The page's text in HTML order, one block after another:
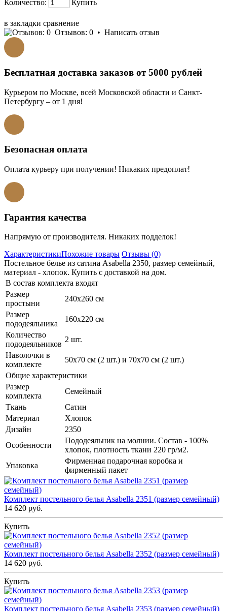
Количество: Купить
в закладки сравнение
Отзывов: 0 • Написать отзыв
Бесплатная доставка заказов от 5000 рублей
Курьером по Москве, всей Московской области и Санкт-
Петербургу – от 1 дня!
Безопасная оплата
Оплата курьеру при получении! Никаких предоплат!
Гарантия качества
Напрямую от производителя. Никаких подделок!
ХарактеристикиПохожие товары Отзывы (0)
Постельное белье из сатина Asabella 2350, размер семейный,
материал - хлопок. Купить с доставкой на дом.
В состав комплекта входят
Размер
простыни
240х260 см
Размер
пододеяльника
160х220 см
Количество
пододеяльников
2 шт.
Наволочки в
комплекте
50х70 см (2 шт.) и 70х70 см (2 шт.)
Общие характеристики
Размер
комплекта
Семейный
Ткань
Сатин
Материал
Хлопок
Дизайн
2350
Особенности
Пододеяльник на молнии. Состав - 100%
хлопок, плотность ткани 220 гр/м2.
Упаковка
Фирменная подарочная коробка и
фирменный пакет
Комплект постельного белья Asabella 2351 (размер семейный)
14 620 руб.
Купить
Комплект постельного белья Asabella 2352 (размер семейный)
14 620 руб.
Купить
Комплект постельного белья Asabella 2353 (размер семейный)